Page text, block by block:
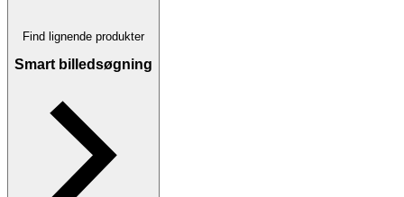
Find lignende produkter
Smart billedsøgning